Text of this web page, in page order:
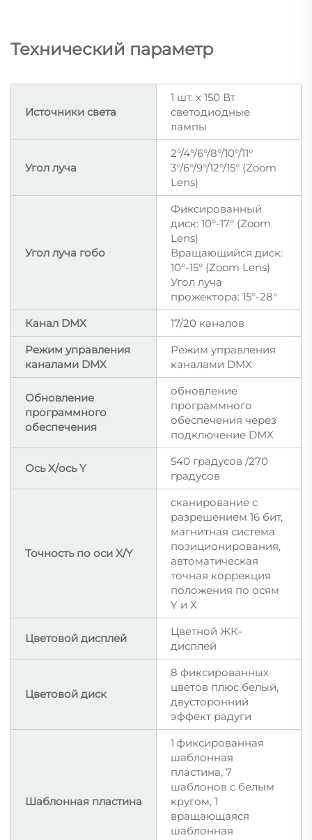
Технический параметр
Источники света
1 шт. x 150 Вт
светодиодные
лампы
Угол луча
2°/4°/6°/8°/10°/11°
3°/6°/9°/12°/15° (Zoom
Lens)
Угол луча гобо
Фиксированный
диск: 10°-17° (Zoom
Lens)
Вращающийся диск:
10°-15° (Zoom Lens)
Угол луча
прожектора: 15°-28°
Канал DMX
17/20 каналов
Режим управления
каналами DMX
Режим управления
каналами DMX
Обновление
программного
обеспечения
обновление
программного
обеспечения через
подключение DMX
Ось X/ось Y
540 градусов /270
градусов
Точность по оси X/Y
сканирование с
разрешением 16 бит,
магнитная система
позиционирования,
автоматическая
точная коррекция
положения по осям
Y и X
Цветовой дисплей
Цветной ЖК-
дисплей
Цветовой диск
8 фиксированных
цветов плюс белый,
двусторонний
эффект радуги
Шаблонная пластина
1 фиксированная
шаблонная
пластина, 7
шаблонов с белым
кругом, 1
вращающаяся
шаблонная